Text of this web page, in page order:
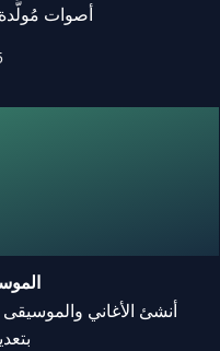
أصوات
5
أنشئ الأغاني